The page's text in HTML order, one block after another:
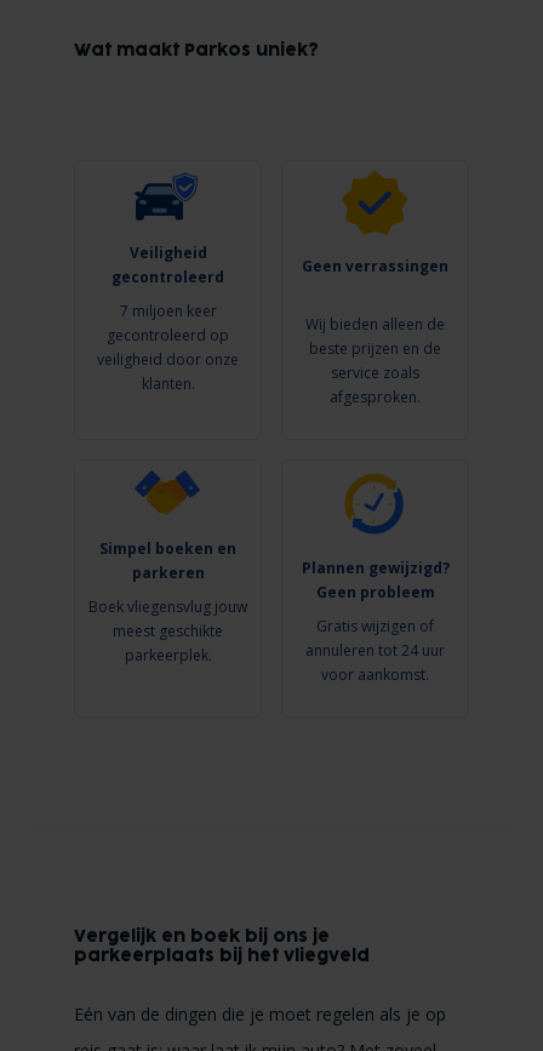
Wat maakt Parkos uniek?
Veiligheid
gecontroleerd
7 miljoen keer
gecontroleerd op
veiligheid door onze
klanten.
Geen verrassingen
Wij bieden alleen de
beste prijzen en de
service zoals
afgesproken.
Simpel boeken en
parkeren
Boek vliegensvlug jouw
meest geschikte
parkeerplek.
Plannen gewijzigd?
Geen probleem
Gratis wijzigen of
annuleren tot 24 uur
voor aankomst.
Vergelijk en boek bij ons je
parkeerplaats bij het vliegveld
Eén van de dingen die je moet regelen als je op